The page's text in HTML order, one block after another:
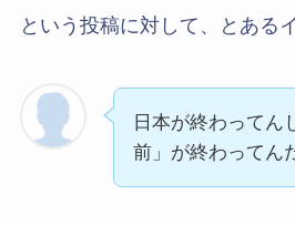
という投稿に対して、とある
日本が終わってん
前」が終わってん